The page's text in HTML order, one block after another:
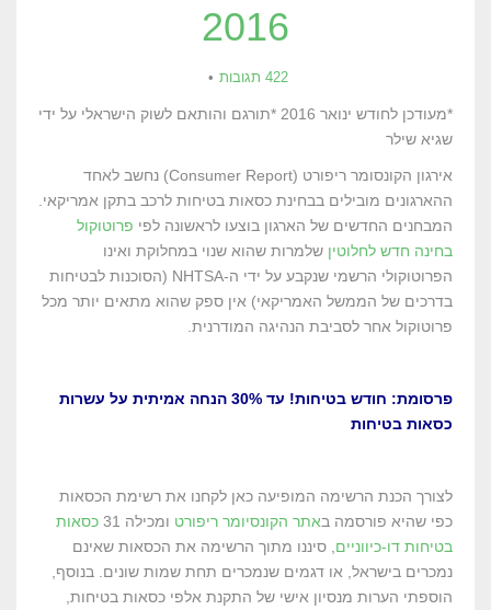
2016
422 תגובות
*מעודכן לחודש ינואר 2016 *תורגם והותאם לשוק הישראלי על ידי
שגיא שילר
אירגון הקונסומר ריפורט (Consumer Report) נחשב לאחד
ההארגונים מובילים בבחינת כסאות בטיחות לרכב בתקן אמריקאי.
המבחנים החדשים של הארגון בוצעו לראשונה לפי פרוטוקול
בחינה חדש לחלוטין שלמרות שהוא שנוי במחלוקת ואינו
הפרוטוקולי הרשמי שנקבע על ידי ה-NHTSA (הסוכנות לבטיחות
בדרכים של הממשל האמריקאי) אין ספק שהוא מתאים יותר מכל
פרוטוקול אחר לסביבת הנהיגה המודרנית.
פרסומת: חודש בטיחות! עד 30% הנחה אמיתית על עשרות
כסאות בטיחות
לצורך הכנת הרשימה המופיעה כאן לקחנו את רשימת הכסאות
כפי שהיא פורסמה באתר הקונסיומר ריפורט ומכילה 31
כסאות
בטיחות דו-כיווניים , סיננו מתוך הרשימה את הכסאות שאינם
נמכרים בישראל, או דגמים שנמכרים תחת שמות שונים. בנוסף,
הוספתי הערות מנסיון אישי של התקנת אלפי כסאות בטיחות,